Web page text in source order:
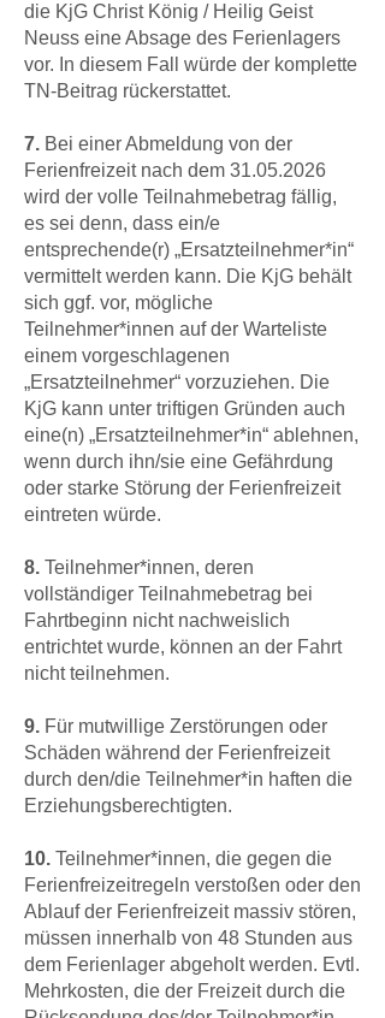
die KjG Christ König / Heilig Geist
Neuss eine Absage des Ferienlagers
vor. In diesem Fall würde der komplette
TN-Beitrag rückerstattet.
7. Bei einer Abmeldung von der
Ferienfreizeit nach dem 31.05.2026
wird der volle Teilnahmebetrag fällig,
es sei denn, dass ein/e
entsprechende(r) „Ersatzteilnehmer*in“
vermittelt werden kann. Die KjG behält
sich ggf. vor, mögliche
Teilnehmer*innen auf der Warteliste
einem vorgeschlagenen
„Ersatzteilnehmer“ vorzuziehen. Die
KjG kann unter triftigen Gründen auch
eine(n) „Ersatzteilnehmer*in“ ablehnen,
wenn durch ihn/sie eine Gefährdung
oder starke Störung der Ferienfreizeit
eintreten würde.
8. Teilnehmer*innen, deren
vollständiger Teilnahmebetrag bei
Fahrtbeginn nicht nachweislich
entrichtet wurde, können an der Fahrt
nicht teilnehmen.
9. Für mutwillige Zerstörungen oder
Schäden während der Ferienfreizeit
durch den/die Teilnehmer*in haften die
Erziehungsberechtigten.
10. Teilnehmer*innen, die gegen die
Ferienfreizeitregeln verstoßen oder den
Ablauf der Ferienfreizeit massiv stören,
müssen innerhalb von 48 Stunden aus
dem Ferienlager abgeholt werden. Evtl.
Mehrkosten, die der Freizeit durch die